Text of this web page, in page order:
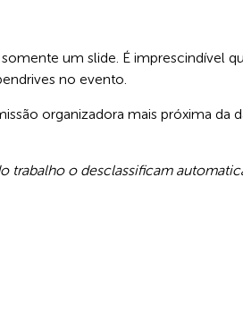
um slide. É imprescindível
no evento.
organizadora mais próxima da
trabalho o desclassificam